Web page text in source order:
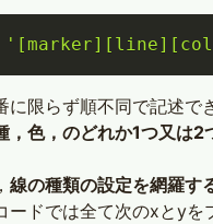
に限らず順不同で記述で
，色，のどれか1つ又は2
線の種類の設定を網羅す
ードでは全て次のxとyを